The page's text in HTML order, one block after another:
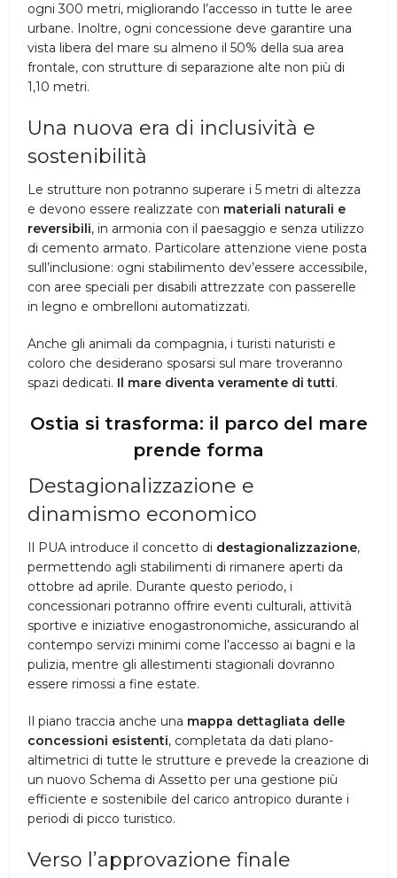
ogni 300 metri, migliorando l’accesso in tutte le aree
urbane. Inoltre, ogni concessione deve garantire una
vista libera del mare su almeno il 50% della sua area
frontale, con strutture di separazione alte non più di
1,10 metri.
Una nuova era di inclusività e
sostenibilità
Le strutture non potranno superare i 5 metri di altezza
e devono essere realizzate con materiali naturali e
reversibili, in armonia con il paesaggio e senza utilizzo
di cemento armato. Particolare attenzione viene posta
sull’inclusione: ogni stabilimento dev’essere accessibile,
con aree speciali per disabili attrezzate con passerelle
in legno e ombrelloni automatizzati.
Anche gli animali da compagnia, i turisti naturisti e
coloro che desiderano sposarsi sul mare troveranno
spazi dedicati. Il mare diventa veramente di tutti.
Ostia si trasforma: il parco del mare
prende forma
Destagionalizzazione e
dinamismo economico
Il PUA introduce il concetto di destagionalizzazione,
permettendo agli stabilimenti di rimanere aperti da
ottobre ad aprile. Durante questo periodo, i
concessionari potranno offrire eventi culturali, attività
sportive e iniziative enogastronomiche, assicurando al
contempo servizi minimi come l’accesso ai bagni e la
pulizia, mentre gli allestimenti stagionali dovranno
essere rimossi a fine estate.
Il piano traccia anche una mappa dettagliata delle
concessioni esistenti, completata da dati plano-
altimetrici di tutte le strutture e prevede la creazione di
un nuovo Schema di Assetto per una gestione più
efficiente e sostenibile del carico antropico durante i
periodi di picco turistico.
Verso l’approvazione finale